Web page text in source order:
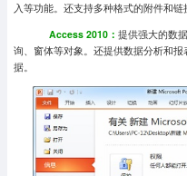
入等功能。还支持多种格式的附件和链
Access 2010： 提供强大的数
询、窗体等对象。还提供数据分析和
据。